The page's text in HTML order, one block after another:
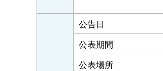
公告日
公表期間
公表場所